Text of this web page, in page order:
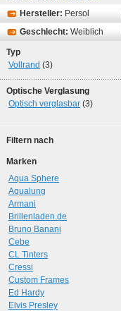
Hersteller: Persol
Geschlecht: Weiblich
Typ
Vollrand (3)
Optische Verglasung
Optisch verglasbar (3)
Filtern nach
Marken
Aqua Sphere
Aqualung
Armani
Brillenladen.de
Bruno Banani
Cebe
CL Tinters
Cressi
Custom Frames
Ed Hardy
Elvis Presley